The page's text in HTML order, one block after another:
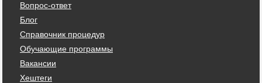
Вопрос-ответ
Блог
Справочник процедур
Обучающие программы
Вакансии
Хештеги